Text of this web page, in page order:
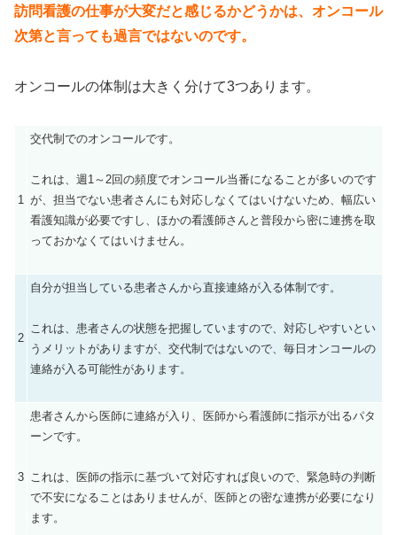
訪問看護の仕事が大変だと感じるかどうかは、オンコール
次第と言っても過言ではないのです。
オンコールの体制は大きく分けて3つあります。
1
交代制でのオンコールです。
これは、週1～2回の頻度でオンコール当番になることが多いのです
が、担当でない患者さんにも対応しなくてはいけないため、幅広い
看護知識が必要ですし、ほかの看護師さんと普段から密に連携を取
っておかなくてはいけません。
2
自分が担当している患者さんから直接連絡が入る体制です。
これは、患者さんの状態を把握していますので、対応しやすいとい
うメリットがありますが、交代制ではないので、毎日オンコールの
連絡が入る可能性があります。
3
患者さんから医師に連絡が入り、医師から看護師に指示が出るパタ
ーンです。
これは、医師の指示に基づいて対応すれば良いので、緊急時の判断
で不安になることはありませんが、医師との密な連携が必要になり
ます。